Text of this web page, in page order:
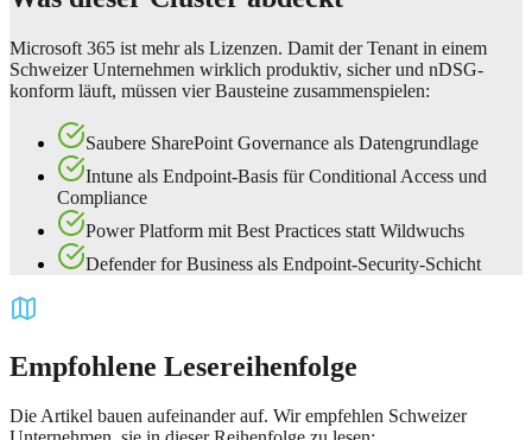
Microsoft 365 ist mehr als Lizenzen. Damit der Tenant in einem
Schweizer Unternehmen wirklich produktiv, sicher und nDSG-
konform läuft, müssen vier Bausteine zusammenspielen:
Saubere SharePoint Governance als Datengrundlage
Intune als Endpoint-Basis für Conditional Access und
Compliance
Power Platform mit Best Practices statt Wildwuchs
Defender for Business als Endpoint-Security-Schicht
Empfohlene Lesereihenfolge
Die Artikel bauen aufeinander auf. Wir empfehlen Schweizer